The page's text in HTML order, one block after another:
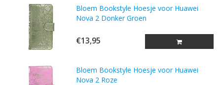
Bloem Bookstyle Hoesje voor Huawei
Nova 2 Donker Groen
€13,95
Bloem Bookstyle Hoesje voor Huawei
Nova 2 Roze